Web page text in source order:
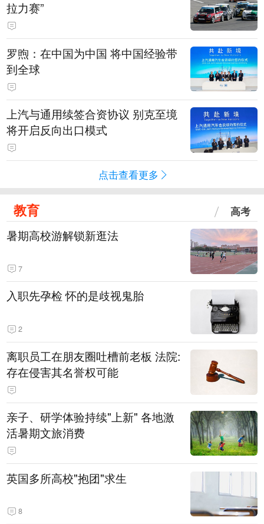
拉力赛”
罗煦：在中国为中国 将中国经验带
到全球
上汽与通用续签合资协议 别克至境
将开启反向出口模式
点击查看更多
教育 高考
暑期高校游解锁新逛法
7
入职先孕检 怀的是歧视鬼胎
2
离职员工在朋友圈吐槽前老板 法院:
存在侵害其名誉权可能
亲子、研学体验持续"上新" 各地激
活暑期文旅消费
英国多所高校"抱团"求生
8